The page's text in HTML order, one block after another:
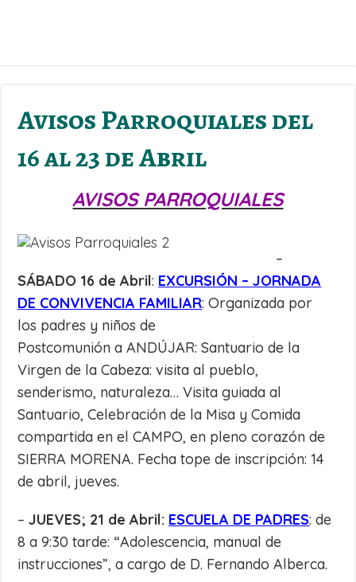
Avisos Parroquiales del
16 al 23 de Abril
AVISOS PARROQUIALES
–
SÁBADO 16 de Abril: EXCURSIÓN – JORNADA
DE CONVIVENCIA FAMILIAR: Organizada por
los padres y niños de
Postcomunión a ANDÚJAR: Santuario de la
Virgen de la Cabeza: visita al pueblo,
senderismo, naturaleza… Visita guiada al
Santuario, Celebración de la Misa y Comida
compartida en el CAMPO, en pleno corazón de
SIERRA MORENA. Fecha tope de inscripción: 14
de abril, jueves.
–JUEVES; 21 de Abril: ESCUELA DE PADRES: de
8 a 9:30 tarde: “Adolescencia, manual de
instrucciones”, a cargo de D. Fernando Alberca.